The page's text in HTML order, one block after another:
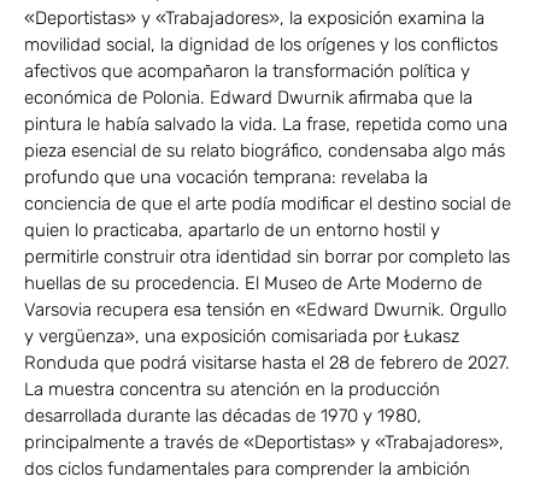
«Deportistas» y «Trabajadores», la exposición examina la
movilidad social, la dignidad de los orígenes y los conflictos
afectivos que acompañaron la transformación política y
económica de Polonia. Edward Dwurnik afirmaba que la
pintura le había salvado la vida. La frase, repetida como una
pieza esencial de su relato biográfico, condensaba algo más
profundo que una vocación temprana: revelaba la
conciencia de que el arte podía modificar el destino social de
quien lo practicaba, apartarlo de un entorno hostil y
permitirle construir otra identidad sin borrar por completo las
huellas de su procedencia. El Museo de Arte Moderno de
Varsovia recupera esa tensión en «Edward Dwurnik. Orgullo
y vergüenza», una exposición comisariada por Łukasz
Ronduda que podrá visitarse hasta el 28 de febrero de 2027.
La muestra concentra su atención en la producción
desarrollada durante las décadas de 1970 y 1980,
principalmente a través de «Deportistas» y «Trabajadores»,
dos ciclos fundamentales para comprender la ambición